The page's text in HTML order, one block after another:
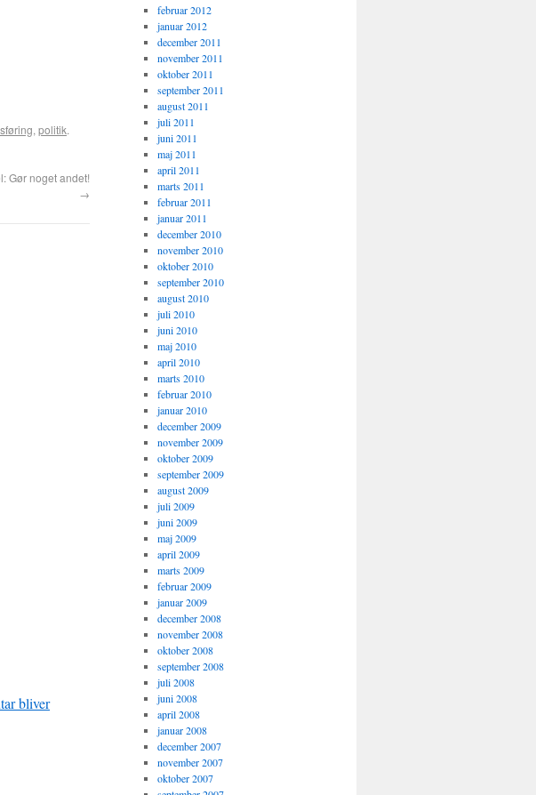
, politik.
Gør noget andet!
→
bliver
februar 2012
januar 2012
december 2011
november 2011
oktober 2011
september 2011
august 2011
juli 2011
juni 2011
maj 2011
april 2011
marts 2011
februar 2011
januar 2011
december 2010
november 2010
oktober 2010
september 2010
august 2010
juli 2010
juni 2010
maj 2010
april 2010
marts 2010
februar 2010
januar 2010
december 2009
november 2009
oktober 2009
september 2009
august 2009
juli 2009
juni 2009
maj 2009
april 2009
marts 2009
februar 2009
januar 2009
december 2008
november 2008
oktober 2008
september 2008
juli 2008
juni 2008
april 2008
januar 2008
december 2007
november 2007
oktober 2007